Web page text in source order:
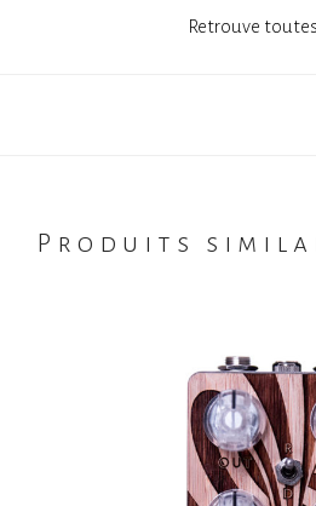
Retrouve
Produits